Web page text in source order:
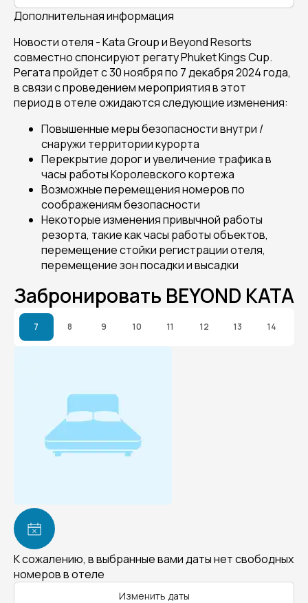
Дополнительная информация
Новости отеля - Kata Group и Beyond Resorts
совместно спонсируют регату Phuket Kings Cup.
Регата пройдет с 30 ноября по 7 декабря 2024 года,
в связи с проведением мероприятия в этот
период в отеле ожидаются следующие изменения:
Повышенные меры безопасности внутри /
снаружи территории курорта
Перекрытие дорог и увеличение трафика в
часы работы Королевского кортежа
Возможные перемещения номеров по
соображениям безопасности
Некоторые изменения привычной работы
резорта, такие как часы работы объектов,
перемещение стойки регистрации отеля,
перемещение зон посадки и высадки
Забронировать BEYOND KATA
7 8 9 10 11 12 13 14
К сожалению, в выбранные вами даты нет свободных
номеров в отеле
Изменить даты